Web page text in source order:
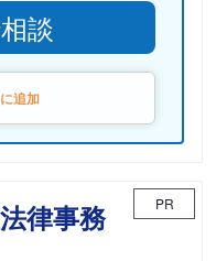
談
追加
律事務
PR